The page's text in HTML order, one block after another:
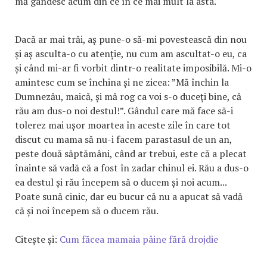
Dacă ar mai trăi, aș pune-o să-mi povestească din nou
și aș asculta-o cu atenție, nu cum am ascultat-o eu, ca
și când mi-ar fi vorbit dintr-o realitate imposibilă. Mi-o
amintesc cum se închina și ne zicea: ”Mă închin la
Dumnezău, maică, și mă rog ca voi s-o duceți bine, că
rău am dus-o noi destul!”. Gândul care mă face să-i
tolerez mai ușor moartea în aceste zile în care tot
discut cu mama să nu-i facem parastasul de un an,
peste două săptămâni, când ar trebui, este că a plecat
înainte să vadă că a fost în zadar chinul ei. Rău a dus-o
ea destul și rău începem să o ducem și noi acum...
Poate sună cinic, dar eu bucur că nu a apucat să vadă
că și noi începem să o ducem rău.
Citește și: Cum făcea mamaia pâine fără drojdie